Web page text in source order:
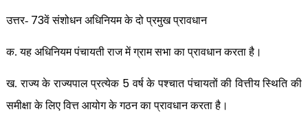
उत्तर- 73वें संशोधन अधिनियम के दो प्रमुख प्रावधान
क. यह अधिनियम पंचायती राज में ग्राम सभा का प्रावधान करता है।
ख. राज्य के राज्यपाल प्रत्येक 5 वर्ष के पश्चात पंचायतों की वित्तीय स्थिति की
समीक्षा के लिए वित्त आयोग के गठन का प्रावधान करता है।